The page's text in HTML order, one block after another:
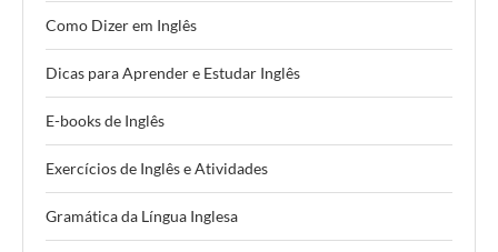
Como Dizer em Inglês
Dicas para Aprender e Estudar Inglês
E-books de Inglês
Exercícios de Inglês e Atividades
Gramática da Língua Inglesa